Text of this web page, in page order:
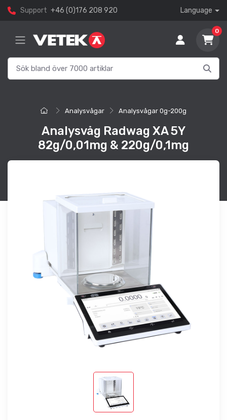
Support +46 (0)176 208 920 Language
0
Analysvågar Analysvågar 0g-200g
Analysvåg Radwag XA 5Y
82g/0,01mg & 220g/0,1mg